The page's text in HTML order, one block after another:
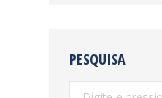
PESQUISA
Search: